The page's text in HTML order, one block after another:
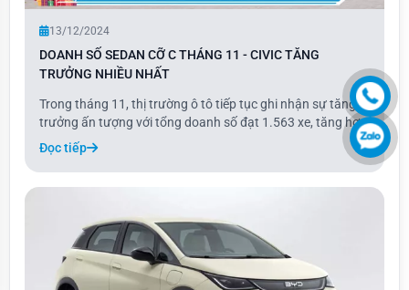
13/12/2024
DOANH SỐ SEDAN CỠ C THÁNG 11 - CIVIC TĂNG
TRƯỞNG NHIỀU NHẤT
Trong tháng 11, thị trường ô tô tiếp tục ghi nhận sự tăng
trưởng ấn tượng với tổng doanh số đạt 1.563 xe, tăng hơn
13% so với tháng trước. Đây là mức doanh số cao nhất
trong năm 2024 tính đến thời điểm hiện tại.
Đọc tiếp